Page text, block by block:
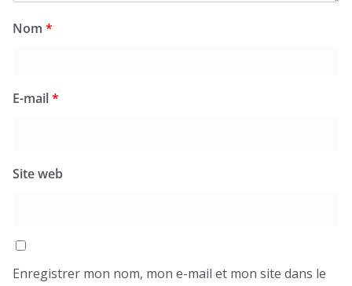
Nom *
E-mail*
Site web
Enregistrer mon nom, mon e-mail et mon site dans le